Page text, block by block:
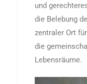
und
die Belebung
zentraler Ort
die
Lebensräume.